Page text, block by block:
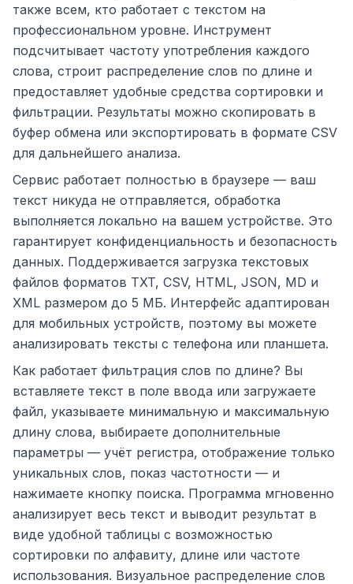
также всем, кто работает с текстом на
профессиональном уровне. Инструмент
подсчитывает частоту употребления каждого
слова, строит распределение слов по длине и
предоставляет удобные средства сортировки и
фильтрации. Результаты можно скопировать в
буфер обмена или экспортировать в формате CSV
для дальнейшего анализа.
Сервис работает полностью в браузере — ваш
текст никуда не отправляется, обработка
выполняется локально на вашем устройстве. Это
гарантирует конфиденциальность и безопасность
данных. Поддерживается загрузка текстовых
файлов форматов TXT, CSV, HTML, JSON, MD и
XML размером до 5 МБ. Интерфейс адаптирован
для мобильных устройств, поэтому вы можете
анализировать тексты с телефона или планшета.
Как работает фильтрация слов по длине? Вы
вставляете текст в поле ввода или загружаете
файл, указываете минимальную и максимальную
длину слова, выбираете дополнительные
параметры — учёт регистра, отображение только
уникальных слов, показ частотности — и
нажимаете кнопку поиска. Программа мгновенно
анализирует весь текст и выводит результат в
виде удобной таблицы с возможностью
сортировки по алфавиту, длине или частоте
использования. Визуальное распределение слов